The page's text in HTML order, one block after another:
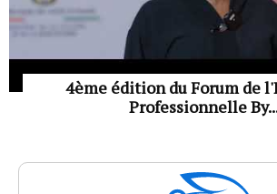
4ème édition du Forum de
Professionnelle